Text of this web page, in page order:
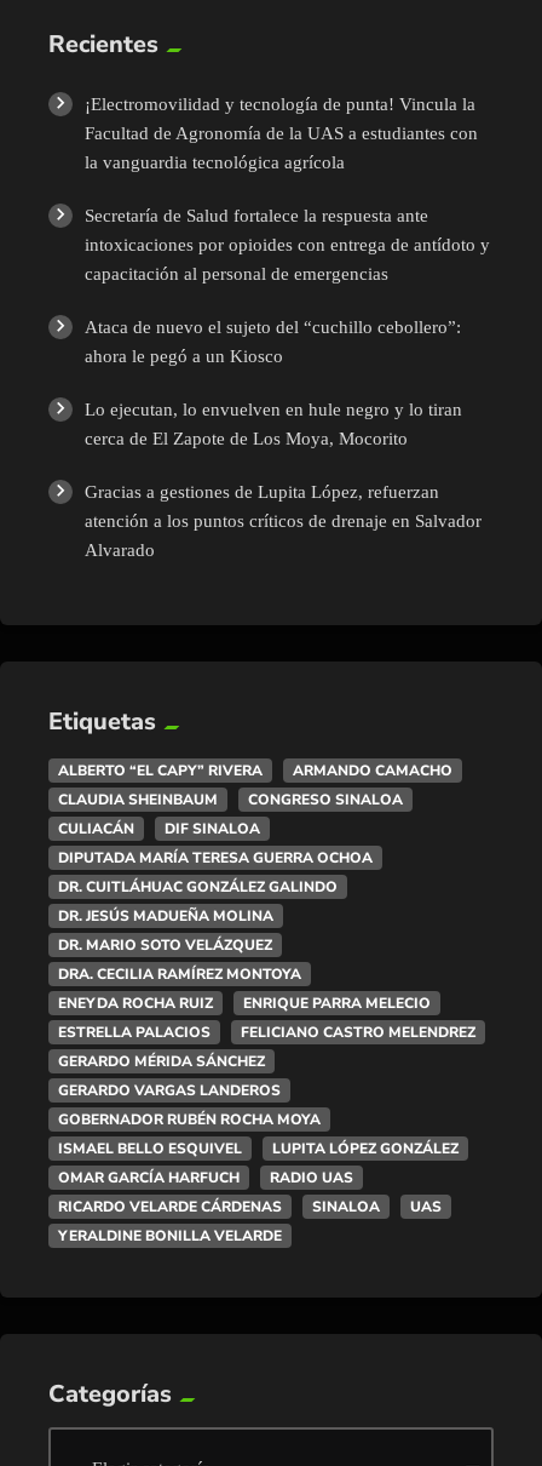
Recientes
¡Electromovilidad y tecnología de punta! Vincula la
Facultad de Agronomía de la UAS a estudiantes con
la vanguardia tecnológica agrícola
Secretaría de Salud fortalece la respuesta ante
intoxicaciones por opioides con entrega de antídoto y
capacitación al personal de emergencias
Ataca de nuevo el sujeto del “cuchillo cebollero”:
ahora le pegó a un Kiosco
Lo ejecutan, lo envuelven en hule negro y lo tiran
cerca de El Zapote de Los Moya, Mocorito
Gracias a gestiones de Lupita López, refuerzan
atención a los puntos críticos de drenaje en Salvador
Alvarado
Etiquetas
ALBERTO “EL CAPY” RIVERA
ARMANDO CAMACHO
CLAUDIA SHEINBAUM
CONGRESO SINALOA
CULIACÁN
DIF SINALOA
DIPUTADA MARÍA TERESA GUERRA OCHOA
DR. CUITLÁHUAC GONZÁLEZ GALINDO
DR. JESÚS MADUEÑA MOLINA
DR. MARIO SOTO VELÁZQUEZ
DRA. CECILIA RAMÍREZ MONTOYA
ENEYDA ROCHA RUIZ
ENRIQUE PARRA MELECIO
ESTRELLA PALACIOS
FELICIANO CASTRO MELENDREZ
GERARDO MÉRIDA SÁNCHEZ
GERARDO VARGAS LANDEROS
GOBERNADOR RUBÉN ROCHA MOYA
ISMAEL BELLO ESQUIVEL
LUPITA LÓPEZ GONZÁLEZ
OMAR GARCÍA HARFUCH
RADIO UAS
RICARDO VELARDE CÁRDENAS
SINALOA
UAS
YERALDINE BONILLA VELARDE
Categorías